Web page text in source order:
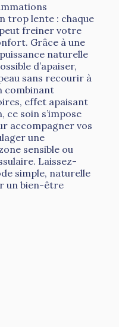
trop lente : chaque
freiner votre
Grâce à une
naturelle
d’apaiser,
sans recourir à
combinant
effet apaisant
soin s’impose
accompagner vos
une
sensible ou
Laissez-
simple, naturelle
un bien-être